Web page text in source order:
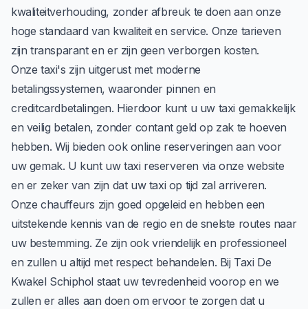
kwaliteitverhouding, zonder afbreuk te doen aan onze
hoge standaard van kwaliteit en service. Onze tarieven
zijn transparant en er zijn geen verborgen kosten.
Onze taxi's zijn uitgerust met moderne
betalingssystemen, waaronder pinnen en
creditcardbetalingen. Hierdoor kunt u uw taxi gemakkelijk
en veilig betalen, zonder contant geld op zak te hoeven
hebben. Wij bieden ook online reserveringen aan voor
uw gemak. U kunt uw taxi reserveren via onze website
en er zeker van zijn dat uw taxi op tijd zal arriveren.
Onze chauffeurs zijn goed opgeleid en hebben een
uitstekende kennis van de regio en de snelste routes naar
uw bestemming. Ze zijn ook vriendelijk en professioneel
en zullen u altijd met respect behandelen. Bij Taxi De
Kwakel Schiphol staat uw tevredenheid voorop en we
zullen er alles aan doen om ervoor te zorgen dat u